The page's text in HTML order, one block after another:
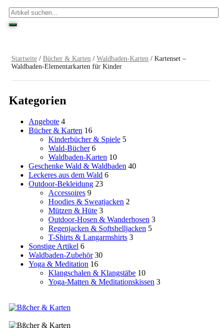
Startseite / Bücher & Karten / Waldbaden-Karten / Kartenset –
Waldbaden-Elementarkarten für Kinder
Kategorien
Angebote 4
Bücher & Karten 16
Kinderbücher & Spiele 5
Wald-Bücher 6
Waldbaden-Karten 10
Geschenke Wald & Waldbaden 40
Leckeres aus dem Wald 6
Outdoor-Bekleidung 23
Accessoires 9
Hoodies & Sweatjacken 2
Mützen & Hüte 3
Outdoor-Hosen & Wanderhosen 3
Regenjacken & Softshelljacken 5
T-Shirts & Langarmshirts 3
Sonstige Artikel 6
Waldbaden-Zubehör 30
Yoga & Meditation 16
Klangschalen & Klangstäbe 10
Yoga-Matten & Meditationskissen 3